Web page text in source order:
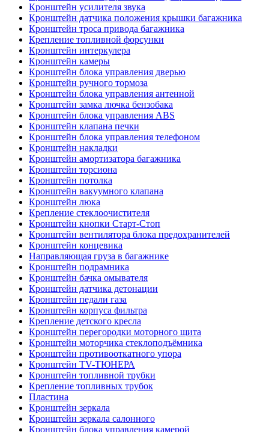
Кронштейн усилителя звука
Кронштейн датчика положения крышки багажника
Кронштейн троса привода багажника
Крепление топливной форсунки
Кронштейн интеркулера
Кронштейн камеры
Кронштейн блока управления дверью
Кронштейн ручного тормоза
Кронштейн блока управления антенной
Кронштейн замка лючка бензобака
Кронштейн блока управления ABS
Кронштейн клапана печки
Кронштейн блока управления телефоном
Кронштейн накладки
Кронштейн амортизатора багажника
Кронштейн торсиона
Кронштейн потолка
Кронштейн вакуумного клапана
Кронштейн люка
Крепление стеклоочистителя
Кронштейн кнопки Старт-Стоп
Кронштейн вентилятора блока предохранителей
Кронштейн концевика
Направляющая груза в багажнике
Кронштейн подрамника
Кронштейн бачка омывателя
Кронштейн датчика детонации
Кронштейн педали газа
Кронштейн корпуса фильтра
Крепление детского кресла
Кронштейн перегородки моторного щита
Кронштейн моторчика стеклоподъёмника
Кронштейн противооткатного упора
Кронштейн TV-ТЮНЕРА
Кронштейн топливной трубки
Крепление топливных трубок
Пластина
Кронштейн зеркала
Кронштейн зеркала салонного
Кронштейн блока управления камерой